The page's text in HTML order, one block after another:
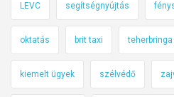
LEVC segítségnyújtás
oktatás brit taxi teherbringa
kiemelt ügyek szélvédő